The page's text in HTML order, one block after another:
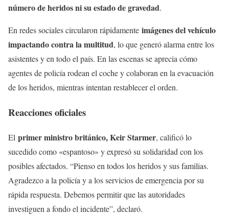
número de heridos ni su estado de gravedad.
En redes sociales circularon rápidamente imágenes del vehículo
impactando contra la multitud, lo que generó alarma entre los
asistentes y en todo el país. En las escenas se aprecia cómo
agentes de policía rodean el coche y colaboran en la evacuación
de los heridos, mientras intentan restablecer el orden.
Reacciones oficiales
El primer ministro británico, Keir Starmer, calificó lo
sucedido como «espantoso» y expresó su solidaridad con los
posibles afectados. “Pienso en todos los heridos y sus familias.
Agradezco a la policía y a los servicios de emergencia por su
rápida respuesta. Debemos permitir que las autoridades
investiguen a fondo el incidente”, declaró.